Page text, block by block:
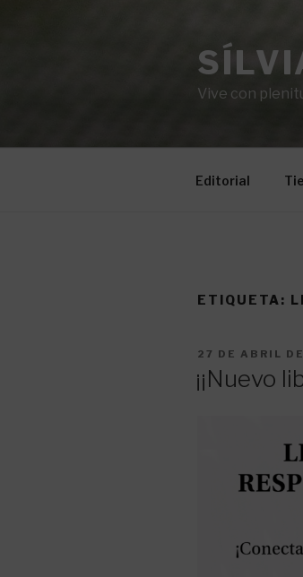
Vive con
Editorial
ETIQUETA:
PUBLICADO
27 DE ABRIL
¡¡Nuevo